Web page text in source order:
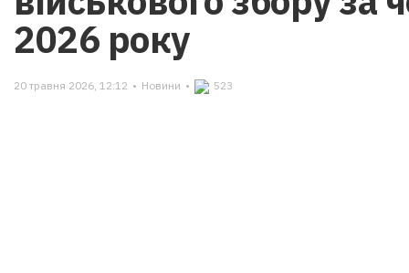
2026 року
20 травня 2026, 12:12 • Новини • 523